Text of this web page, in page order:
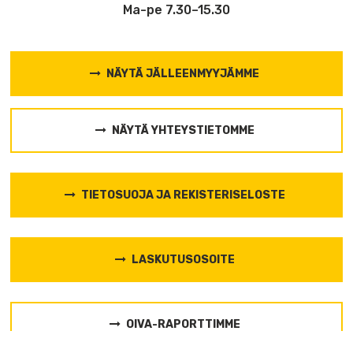
Ma-pe 7.30–15.30
NÄYTÄ JÄLLEENMYYJÄMME
NÄYTÄ YHTEYSTIETOMME
TIETOSUOJA JA REKISTERISELOSTE
LASKUTUSOSOITE
OIVA-RAPORTTIMME